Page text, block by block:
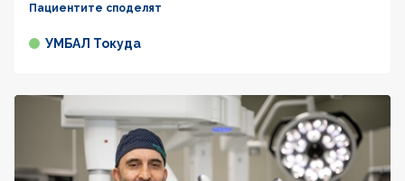
Пациентите споделят
УМБАЛ Токуда